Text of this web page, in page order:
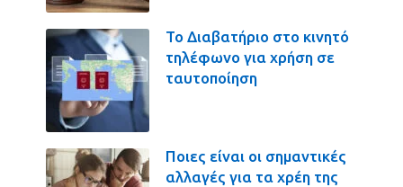
Το Διαβατήριο στο κινητό
τηλέφωνο για χρήση σε
ταυτοποίηση
Ποιες είναι οι σημαντικές
αλλαγές για τα χρέη της